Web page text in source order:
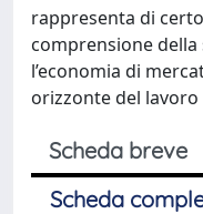
rappresenta di
comprensione
l’economia di
orizzonte del
Scheda breve
Scheda